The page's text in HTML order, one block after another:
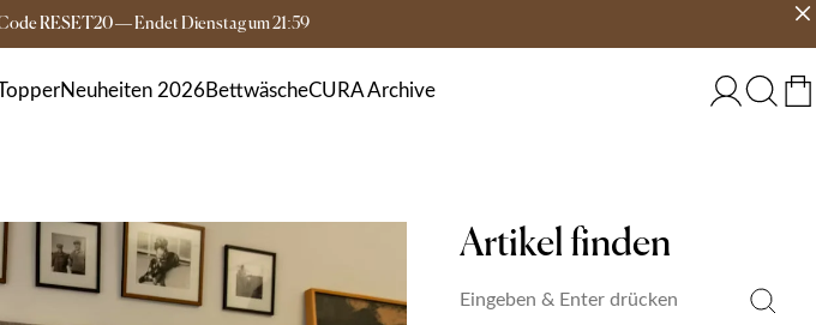
RESET20— Endet Dienstagum21:59
ab 149€ 3-5 Tage Lieferzeit ÖSTERREICH
Neuheiten 2026BettwäscheCURA Archive
Artikel finden